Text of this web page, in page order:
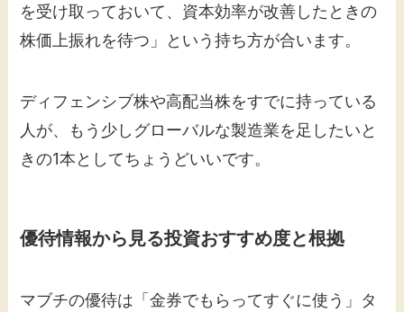
を受け取っておいて、資本効率が改善したときの
株価上振れを待つ」という持ち方が合います。
ディフェンシブ株や高配当株をすでに持っている
人が、もう少しグローバルな製造業を足したいと
きの1本としてちょうどいいです。
優待情報から見る投資おすすめ度と根拠
マブチの優待は「金券でもらってすぐに使う」タ